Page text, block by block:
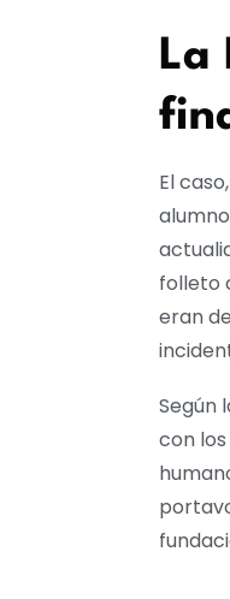
La
El
folleto
eran
Según
con